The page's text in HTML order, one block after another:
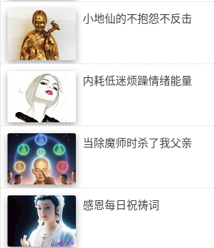
小地仙的不抱怨不反击
内耗低迷烦躁情绪能量
当除魔师时杀了我父亲
感恩每日祝祷词